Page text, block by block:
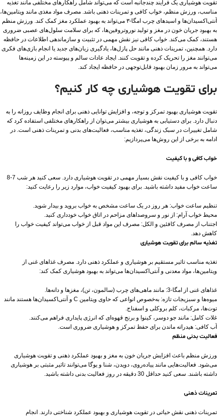
تقویت هوشیاری یک فرآیند چندجانبه است که می‌تواند شامل راهکارهای مختلفی مانند تغذیه
مناسب، ورزش منظم، خواب کافی و تمرینات ذهنی باشد. مصرف مواد مغذی مانند ویتامین‌ها،
آنتی‌اکسیدان‌ها و اسیدهای چرب امگا-۳ می‌تواند به بهبود عملکرد مغز کمک کند. ورزش منظم
به بهبود جریان خون در مغز و تولید نوروتروفین‌ها، که برای سلامت سلول‌های عصبی ضروری
هستند، کمک می‌کند. خواب کافی نیز نقش مهمی در تثبیت و سازماندهی اطلاعات در حافظه
دارد. همچنین، تمرینات ذهنی مانند حل پازل‌ها، یادگیری زبان‌های جدید یا انجام بازی‌های فکری
می‌توانند مغز را تحریک کرده و تقویت کنند. ایجاد عادات سالم و پیوسته در این زمینه‌ها
می‌تواند به مرور زمان بهبود قابل‌توجهی در حافظه ایجاد کند.
برای تقویت هوشیاری چه کار کنیم؟
تقویت هوشیاری بهبود تمرکز و توجه، و افزایش توانایی ذهنی برای انجام وظایف روزانه را به
دنبال دارد. برای دستیابی به هوشیاری بیشتر می‌توان از راهکارهای مختلفی استفاده کرد که
شامل تغییرات در سبک زندگی، تغذیه مناسب، فعالیت‌های بدنی و تمرینات ذهنی است. در
ادامه به برخی از این روش‌ها می‌پردازیم:
خواب کافی و با کیفیت
خواب کافی و با کیفیت نقش بسیار مهمی در تقویت هوشیاری دارد. سعی کنید هر شب 7-8
ساعت خواب مفید داشته باشید. برای بهبود کیفیت خواب، موارد زیر را رعایت کنید:
تنظیم ساعت خواب: هر روز در یک ساعت مشخص به خواب بروید و بیدار شوید.
محیط خواب آرام: از نور و سروصداهای مزاحم در اتاق خواب خودداری کنید.
اجتناب از مصرف کافئین و الکل: مصرف این مواد قبل از خواب می‌تواند کیفیت خواب را
کاهش دهد.
تغذیه سالم برای تقویت هوشیاری
تغذیه مناسب تاثیر مستقیم بر هوشیاری و عملکرد ذهنی دارد. مصرف غذاهای غنی از
ویتامین‌ها، مواد معدنی و آنتی‌اکسیدان‌ها می‌تواند به بهبود هوشیاری کمک کند:
غذاهای غنی از امگا-3: مانند ماهی‌های چرب (سالمون، تن)، مغزها و دانه‌ها.
میوه‌ها و سبزیجات تازه: به‌خصوص انواعی که حاوی ویتامین C و آنتی‌اکسیدان‌ها هستند مانند
توت‌ها، مرکبات، کلم بروکلی و اسفناج.
غلات کامل: مانند جو دوسر، کینوا و برنج قهوه‌ای که انرژی پایداری فراهم می‌کنند.
آب کافی: هیدراته ماندن برای حفظ تمرکز و هوشیاری ضروری است.
فعالیت بدنی منظم
ورزش منظم باعث افزایش جریان خون به مغز و بهبود عملکرد ذهنی و تقویت هوشیاری
می‌شود. فعالیت‌هایی مانند پیاده‌روی، دویدن، شنا و یوگا می‌توانند تاثیر مثبتی بر هوشیاری
داشته باشند. سعی کنید حداقل 30 دقیقه در روز فعالیت بدنی داشته باشید.
تمرینات ذهنی
تمرینات ذهنی نقش حیاتی در تقویت هوشیاری و بهبود عملکرد شناختی دارند. انجام